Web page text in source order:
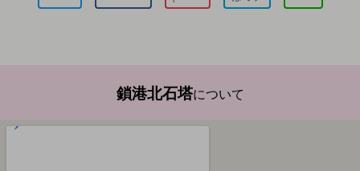
鎖港北石塔について